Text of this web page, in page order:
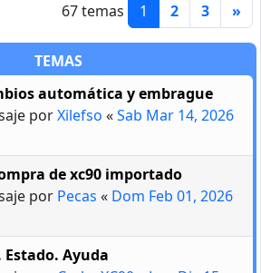
67 temas 1 2 3 »
TEMAS
automática y embrague
porXilefso «Sab Mar 14, 2026
de xc90 importado
por Pecas « Dom Feb 01, 2026
Ayuda